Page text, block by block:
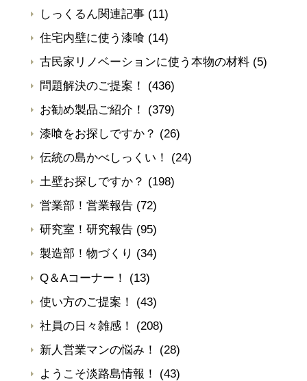
しっくるん関連記事 (11)
住宅内壁に使う漆喰 (14)
古民家リノベーションに使う本物の材料 (5)
問題解決のご提案！
(436)
お勧め製品ご紹介！
(379)
漆喰をお探しですか？ (26)
伝統の島かべしっくい！
(24)
土壁お探しですか？ (198)
営業部！営業報告 (72)
研究室！研究報告 (95)
製造部！物づくり (34)
Q＆Aコーナー！
(13)
使い方のご提案！
(43)
社員の日々雑感！
(208)
新人営業マンの悩み！
(28)
ようこそ淡路島情報！
(43)